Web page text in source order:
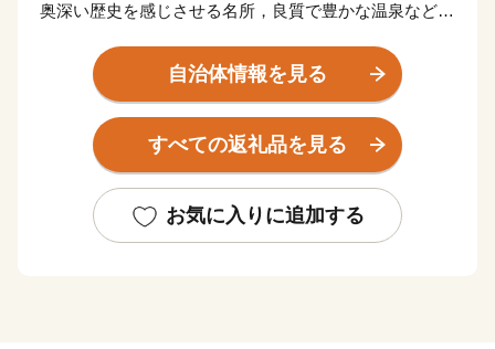
奥深い歴史を感じさせる名所，良質で豊かな温泉など，
また，恵まれた自然環境は，農林水産業の優れた生産基
盤をなしており，黒豚，黒毛和牛，お茶といった豊富な
食品や，健康・長寿につながる豊かな食文化を育み，魅
力あふれる観光資源にもなっています。
自治体情報を見る
すべての返礼品を見る
お気に入りに追加する